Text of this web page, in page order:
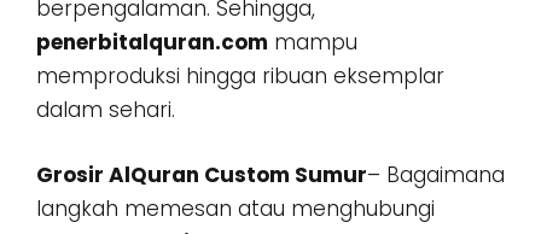
berpengalaman. Sehingga,
penerbitalquran.com mampu
memproduksi hingga ribuan eksemplar
dalam sehari.
Grosir AlQuran Custom Sumur– Bagaimana
langkah memesan atau menghubungi